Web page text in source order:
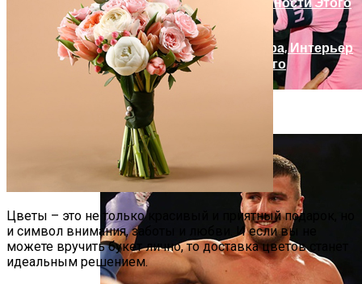
Уилл Смит Обнял Месси На Игре МЛС
Русский Стиль: Архитектура, Интерьер
И Другие Особенности Этого
Направления
Цветы – это не только красивый и приятный подарок, но
и символ внимания, заботы и любви. И если вы не
можете вручить букет лично, то доставка цветов станет
идеальным решением.